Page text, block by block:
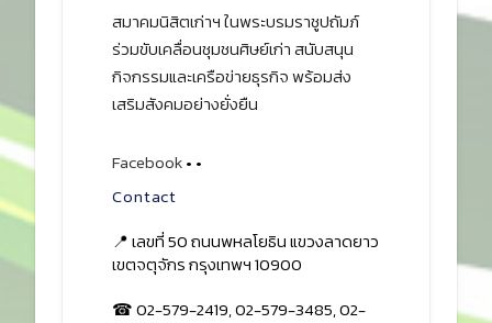
สมาคมนิสิตเก่าฯ ในพระบรมราชูปถัมภ์
ร่วมขับเคลื่อนชุมชนศิษย์เก่า สนับสนุน
กิจกรรมและเครือข่ายธุรกิจ พร้อมส่ง
เสริมสังคมอย่างยั่งยืน
Facebook• •
Contact
📍 เลขที่ 50 ถนนพหลโยธิน แขวงลาดยาว
เขตจตุจักร กรุงเทพฯ 10900
☎ 02-579-2419, 02-579-3485, 02-